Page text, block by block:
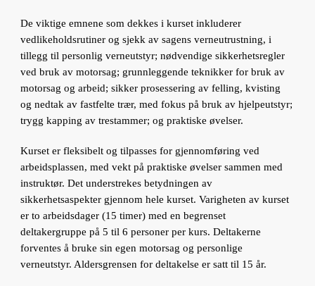
De viktige emnene som dekkes i kurset inkluderer
vedlikeholdsrutiner og sjekk av sagens verneutrustning, i
tillegg til personlig verneutstyr; nødvendige sikkerhetsregler
ved bruk av motorsag; grunnleggende teknikker for bruk av
motorsag og arbeid; sikker prosessering av felling, kvisting
og nedtak av fastfelte trær, med fokus på bruk av hjelpeutstyr;
trygg kapping av trestammer; og praktiske øvelser.
Kurset er fleksibelt og tilpasses for gjennomføring ved
arbeidsplassen, med vekt på praktiske øvelser sammen med
instruktør. Det understrekes betydningen av
sikkerhetsaspekter gjennom hele kurset. Varigheten av kurset
er to arbeidsdager (15 timer) med en begrenset
deltakergruppe på 5 til 6 personer per kurs. Deltakerne
forventes å bruke sin egen motorsag og personlige
verneutstyr. Aldersgrensen for deltakelse er satt til 15 år.